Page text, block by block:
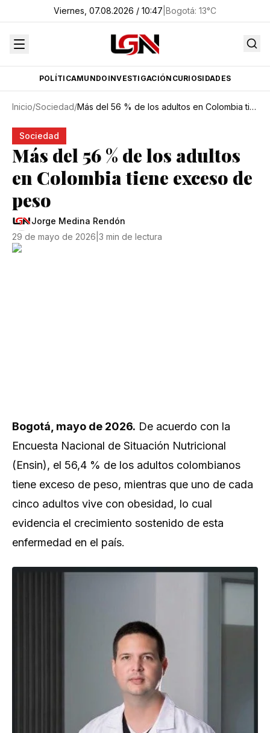
Viernes, 07.08.2026 / 10:47 Bogotá: 13°C
POLÍTICAMUNDO INVESTIGACIÓN CURIOSIDADES
Inicio/Sociedad/ Más del 56 % de los adultos en Colombia tiene exceso de peso
Sociedad
Más del 56 % de los adultos
en Colombia tiene exceso de
peso
Jorge Medina Rendón
29 de mayo de 2026 3 min de lectura
Bogotá, mayo de 2026. De acuerdo con la
Encuesta Nacional de Situación Nutricional
(Ensin), el 56,4 % de los adultos colombianos
tiene exceso de peso, mientras que uno de cada
cinco adultos vive con obesidad, lo cual
evidencia el crecimiento sostenido de esta
enfermedad en el país.